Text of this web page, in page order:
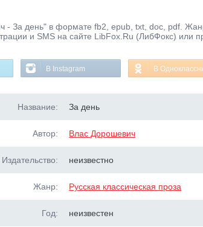
- За день" в формате fb2, epub, txt, doc, pdf.
и SMS на сайте LibFox.Ru (ЛибФокс) или
В Instagram В
Название: За день
Автор: Влас Дорошевич
Издательство: неизвестно
Жанр: Русская классическая проза
Год: неизвестен